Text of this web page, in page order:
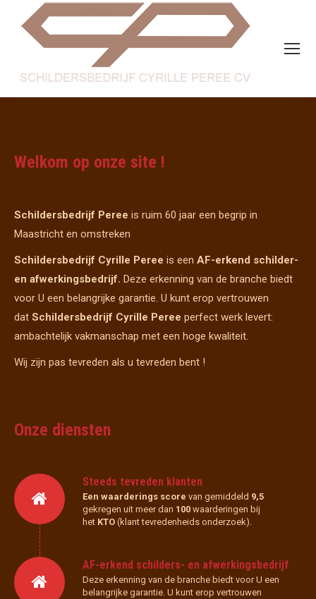
Welkom op onze site !
Schildersbedrijf Peree is ruim 60 jaar een begrip in
Maastricht en omstreken
Schildersbedrijf Cyrille Peree is een AF-erkend schilder-
en afwerkingsbedrijf. Deze erkenning van de branche biedt
voor U een belangrijke garantie. U kunt erop vertrouwen
dat Schildersbedrijf Cyrille Peree perfect werk levert:
ambachtelijk vakmanschap met een hoge kwaliteit.
Wij zijn pas tevreden als u tevreden bent !
Onze diensten
Steeds tevreden klanten
Een waarderings score van gemiddeld 9,5
gekregen uit meer dan 100 waarderingen bij
het KTO (klant tevredenheids onderzoek).
AF-erkend schilders- en afwerkingsbedrijf
Deze erkenning van de branche biedt voor U een
belangrijke garantie. U kunt erop vertrouwen